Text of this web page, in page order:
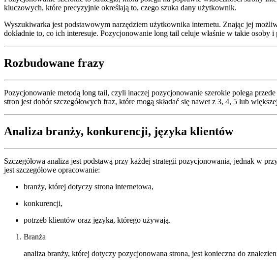
kluczowych, które precyzyjnie określają to, czego szuka dany użytkownik.
Wyszukiwarka jest podstawowym narzędziem użytkownika internetu. Znając jej
dokładnie to, co ich interesuje. Pozycjonowanie long tail celuje właśnie w takie
Rozbudowane frazy
Pozycjonowanie metodą long tail, czyli inaczej pozycjonowanie szerokie polega
stron jest dobór szczegółowych fraz, które mogą składać się nawet z 3, 4, 5 lub
Analiza branży, konkurencji, języka klientów
Szczegółowa analiza jest podstawą przy każdej strategii pozycjonowania, jednak w
jest szczegółowe opracowanie:
branży, której dotyczy strona internetowa,
konkurencji,
potrzeb klientów oraz języka, którego używają.
Branża
analiza branży, której dotyczy pozycjonowana strona, jest konieczna do